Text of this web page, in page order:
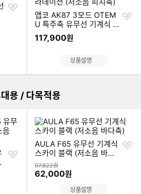
찜
앱코 AK87 3모드 OTEM
U 특주축 유무선 기계식 다
크 그라데이션 (저소음 피
치축)
117,900원
찜
상품설명
용 / 다목적용
찜
AULA F65 유무선 기계식
스카이 블랙 (저소음 바다
축)
상품금액
97,822원
할인금액
62,000원
찜
상품설명